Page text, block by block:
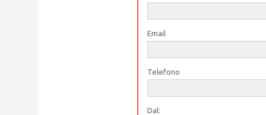
Email
Telefono
Dal: